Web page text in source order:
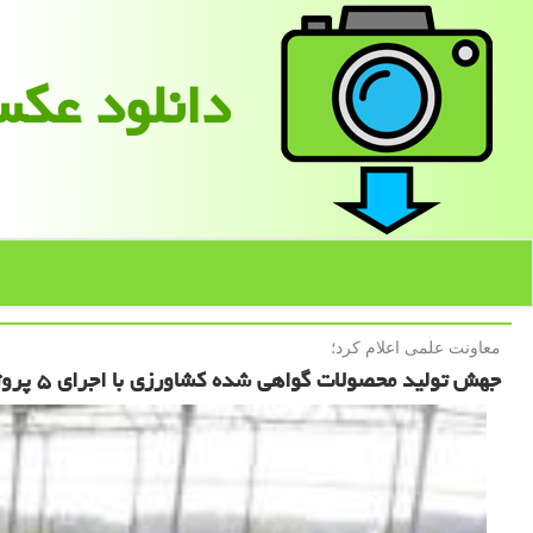
دانلود
معاونت علمی اعلام كرد؛
جهش تولید محصولات گواهی شده کشاورزی با اجرای ۵ پروژه